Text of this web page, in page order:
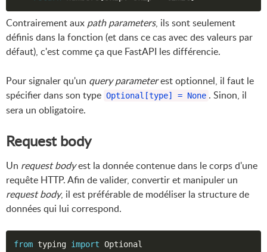
Contrairement aux path parameters, ils sont seulement
définis dans la fonction (et dans ce cas avec des valeurs par
défaut), c'est comme ça que FastAPI les différencie.
Pour signaler qu'un query parameterest optionnel, il faut le
spécifier dans son type Optional[type] = None . Sinon, il
sera un obligatoire.
Request body
Un request bodyest la donnée contenue dans le corps d'une
requête HTTP. Afin de valider, convertir et manipuler un
request body, il est préférable de modéliser la structure de
données qui lui correspond.
from typing import